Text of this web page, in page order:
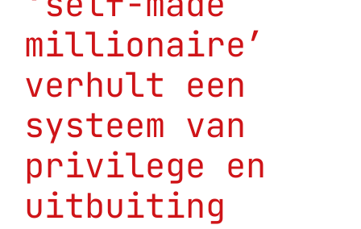
millionaire’
verhult een
systeem van
privilege en
uitbuiting